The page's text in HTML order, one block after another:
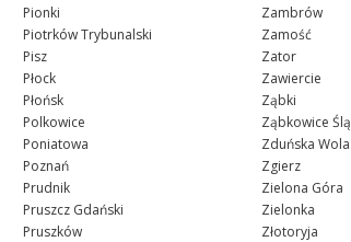
Pionki
Piotrków Trybunalski
Pisz
Płock
Płońsk
Polkowice
Poniatowa
Poznań
Prudnik
Pruszcz Gdański
Pruszków
Zambrów
Zamość
Zator
Zawiercie
Ząbki
Ząbkowice
Zduńska Wola
Zgierz
Zielona Góra
Zielonka
Złotoryja